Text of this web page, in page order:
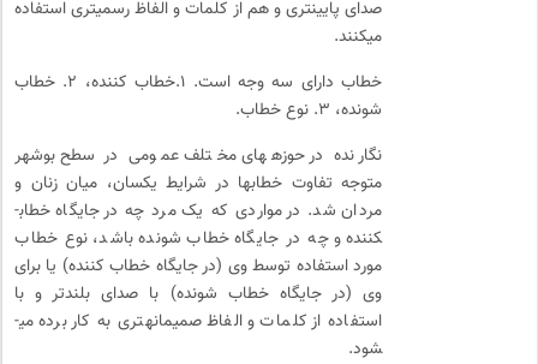
صدای پایین­تری و هم از کلمات و الفاظ رسمی­تری استفاده
می­کنند.
خطاب دارای سه وجه است. ۱.خطاب کننده، ۲. خطاب
شونده، ۳. نوع خطاب.
نگارنده در حوزه­های مختلف عمومی در سطح بوشهر
متوجه تفاوت خطاب­ها در شرایط یکسان، میان زنان و
مردان شد. در مواردی که یک مرد چه در جایگاه خطاب­
کننده و چه در جایگاه خطاب شونده باشد، نوع خطاب
مورد استفاده توسط وی (در جایگاه خطاب کننده) یا برای
وی (در جایگاه خطاب شونده) با صدای بلندتر و با
استفاده از کلمات و الفاظ صمیمانه­تری به کار برده می­
شود.